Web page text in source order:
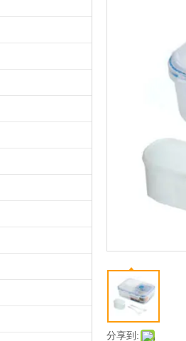
分享到: